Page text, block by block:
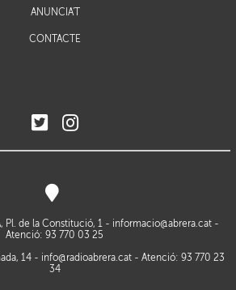
ANUNCIA'T
CONTACTE
Pl. de la Constitució, 1 - informacio@abrera.cat -
Atenció: 93 770 03 25
14 - info@radioabrera.cat- Atenció: 93 770 23
34